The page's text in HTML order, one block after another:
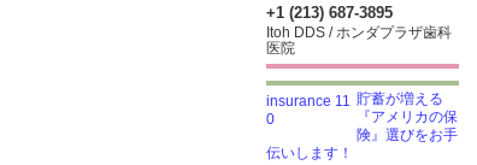
+1 (213) 687-3895
Itoh DDS / ホンダプラザ歯科
医院
貯蓄が増える
『アメリカの保
険』選びをお手
伝いします！